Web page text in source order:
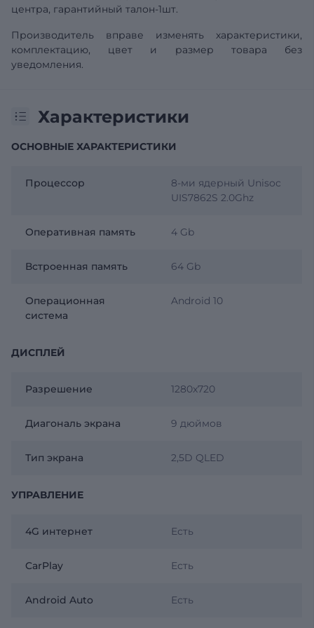
центра, гарантийный талон-1шт.
Производитель вправе изменять характеристики,
комплектацию, цвет и размер товара без
уведомления.
Характеристики
ОСНОВНЫЕ ХАРАКТЕРИСТИКИ
Процессор
8-ми ядерный Unisoc
UIS7862S 2.0Ghz
Оперативная память 4 Gb
Встроенная память 64 Gb
Операционная
система
Android 10
ДИСПЛЕЙ
Разрешение 1280x720
Диагональ экрана 9 дюймов
Тип экрана 2,5D QLED
УПРАВЛЕНИЕ
4G интернет Есть
CarPlay Есть
Android Auto Есть